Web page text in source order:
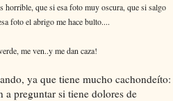
horrible, que si esa foto muy oscura, que si salgo
foto el abrigo me hace bulto....
me ven..y me dan caza!
ya que tiene mucho cachondeíto:
a preguntar si tiene dolores de